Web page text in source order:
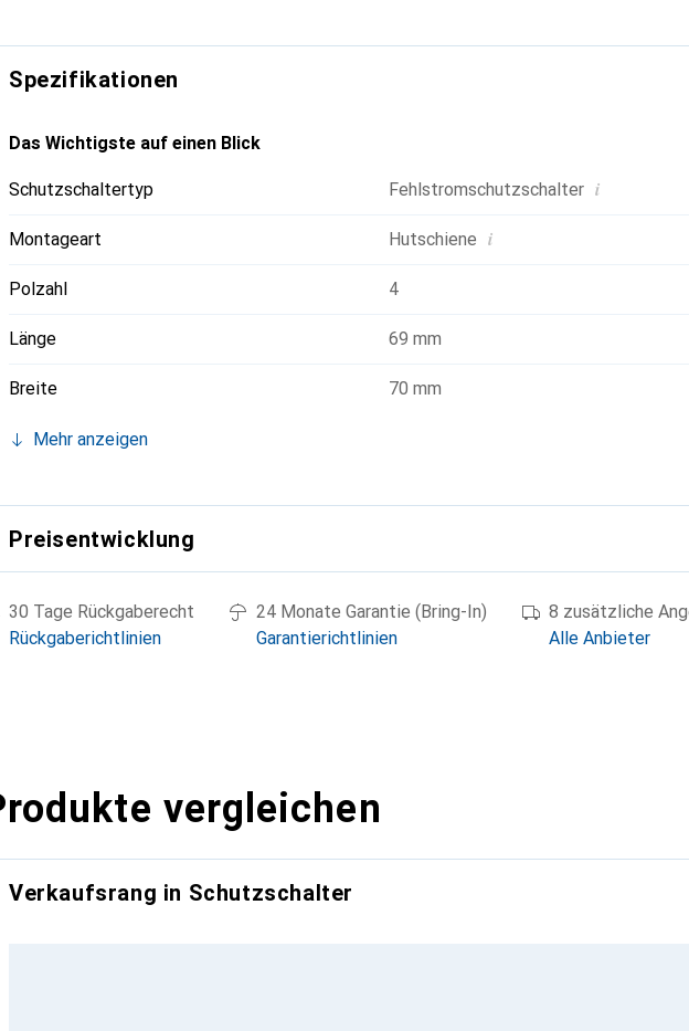
Zubehörsortiment bietet alles, was Sie für Ihre Installationsaufgaben benötigen.
machen den F200 fit für den weltweiten Einsatz.
Spezifikationen
Das Wichtigste auf einen Blick
Schutzschaltertyp Fehlstromschutzschalter i
Montageart Hutschiene i
Polzahl 4
Länge 69 mm
Breite 70 mm
Mehr anzeigen
Preisentwicklung
30 Tage Rückgaberecht
Rückgaberichtlinien
24 Monate Garantie (Bring-In)
Garantierichtlinien
8 zusätzliche
Alle Anbieter
vergleichen
Verkaufsrang in Schutzschalter